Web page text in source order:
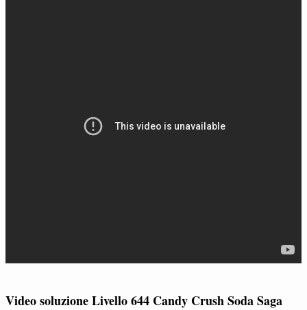
Video soluzione Livello 644 Candy Crush Soda Saga